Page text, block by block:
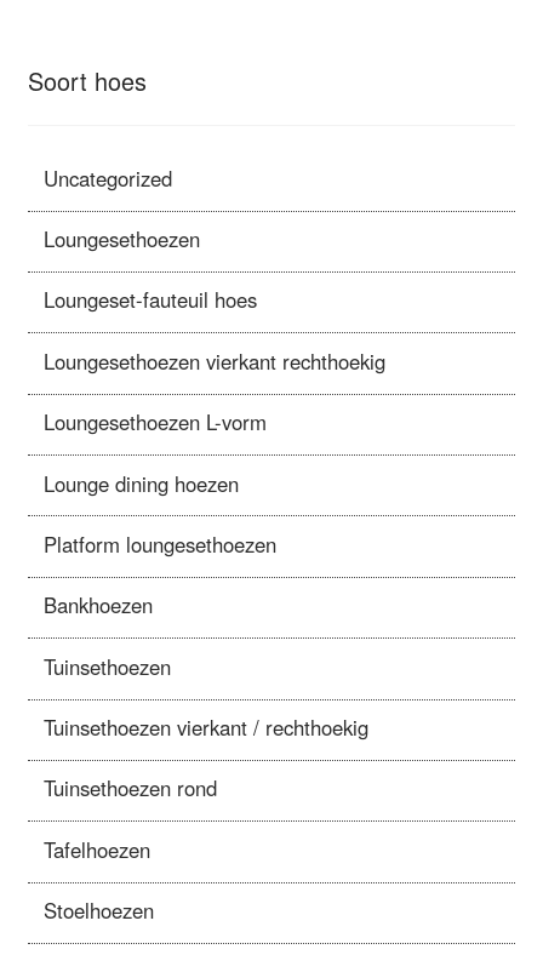
Soort hoes
Uncategorized
Loungesethoezen
Loungeset-fauteuil hoes
Loungesethoezen vierkant rechthoekig
Loungesethoezen L-vorm
Lounge dining hoezen
Platform loungesethoezen
Bankhoezen
Tuinsethoezen
Tuinsethoezen vierkant / rechthoekig
Tuinsethoezen rond
Tafelhoezen
Stoelhoezen